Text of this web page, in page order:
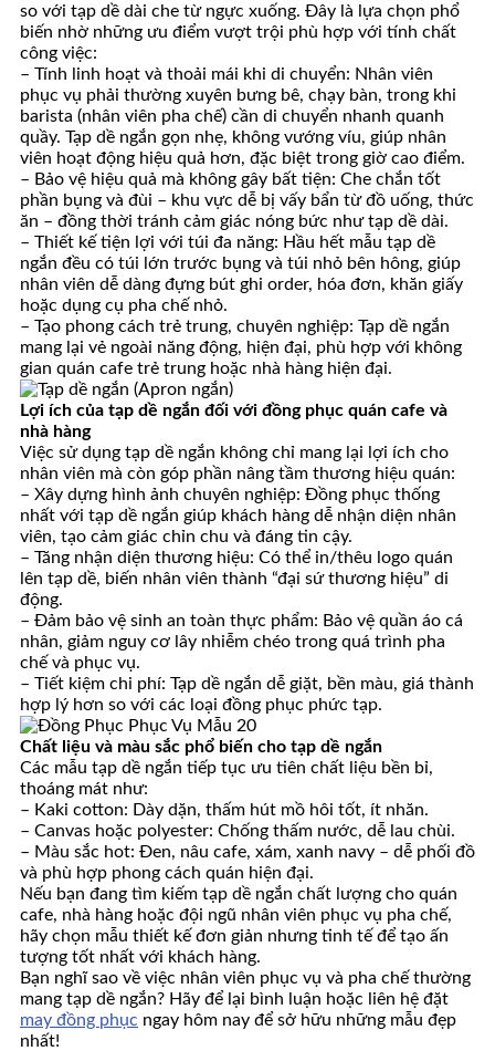
so với tạp dề dài che từ ngực xuống. Đây là lựa chọn phổ
biến nhờ những ưu điểm vượt trội phù hợp với tính chất
công việc:
– Tính linh hoạt và thoải mái khi di chuyển: Nhân viên
phục vụ phải thường xuyên bưng bê, chạy bàn, trong khi
barista (nhân viên pha chế) cần di chuyển nhanh quanh
quầy. Tạp dề ngắn gọn nhẹ, không vướng víu, giúp nhân
viên hoạt động hiệu quả hơn, đặc biệt trong giờ cao điểm.
– Bảo vệ hiệu quả mà không gây bất tiện: Che chắn tốt
phần bụng và đùi – khu vực dễ bị vấy bẩn từ đồ uống, thức
ăn – đồng thời tránh cảm giác nóng bức như tạp dề dài.
– Thiết kế tiện lợi với túi đa năng: Hầu hết mẫu tạp dề
ngắn đều có túi lớn trước bụng và túi nhỏ bên hông, giúp
nhân viên dễ dàng đựng bút ghi order, hóa đơn, khăn giấy
hoặc dụng cụ pha chế nhỏ.
– Tạo phong cách trẻ trung, chuyên nghiệp: Tạp dề ngắn
mang lại vẻ ngoài năng động, hiện đại, phù hợp với không
gian quán cafe trẻ trung hoặc nhà hàng hiện đại.
Lợi ích của tạp dề ngắn đối với đồng phục quán cafe và
nhà hàng
Việc sử dụng tạp dề ngắn không chỉ mang lại lợi ích cho
nhân viên mà còn góp phần nâng tầm thương hiệu quán:
– Xây dựng hình ảnh chuyên nghiệp: Đồng phục thống
nhất với tạp dề ngắn giúp khách hàng dễ nhận diện nhân
viên, tạo cảm giác chỉn chu và đáng tin cậy.
– Tăng nhận diện thương hiệu: Có thể in/thêu logo quán
lên tạp dề, biến nhân viên thành “đại sứ thương hiệu” di
động.
– Đảm bảo vệ sinh an toàn thực phẩm: Bảo vệ quần áo cá
nhân, giảm nguy cơ lây nhiễm chéo trong quá trình pha
chế và phục vụ.
– Tiết kiệm chi phí: Tạp dề ngắn dễ giặt, bền màu, giá thành
hợp lý hơn so với các loại đồng phục phức tạp.
Chất liệu và màu sắc phổ biến cho tạp dề ngắn
Các mẫu tạp dề ngắn tiếp tục ưu tiên chất liệu bền bỉ,
thoáng mát như:
– Kaki cotton: Dày dặn, thấm hút mồ hôi tốt, ít nhăn.
– Canvas hoặc polyester: Chống thấm nước, dễ lau chùi.
– Màu sắc hot: Đen, nâu cafe, xám, xanh navy – dễ phối đồ
và phù hợp phong cách quán hiện đại.
Nếu bạn đang tìm kiếm tạp dề ngắn chất lượng cho quán
cafe, nhà hàng hoặc đội ngũ nhân viên phục vụ pha chế,
hãy chọn mẫu thiết kế đơn giản nhưng tinh tế để tạo ấn
tượng tốt nhất với khách hàng.
Bạn nghĩ sao về việc nhân viên phục vụ và pha chế thường
mang tạp dề ngắn? Hãy để lại bình luận hoặc liên hệ đặt
may đồng phục ngay hôm nay để sở hữu những mẫu đẹp
nhất!